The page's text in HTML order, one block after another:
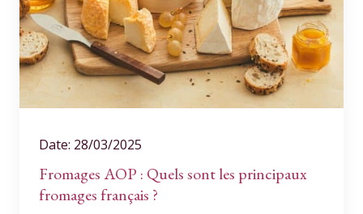
Date: 28/03/2025
Fromages AOP : Quels sont les principaux
fromages français ?